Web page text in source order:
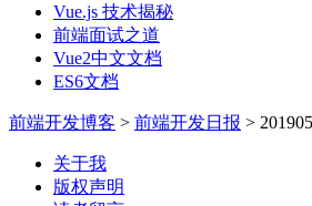
Vue.js 技术揭秘
前端面试之道
Vue2中文文档
ES6文档
前端开发博客 > 前端开发日报 >
关于我
版权声明